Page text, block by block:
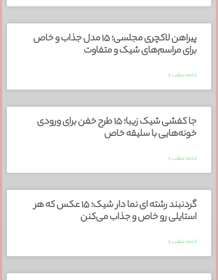
پیراهن لاکچری مجلسی؛ ۱۵ مدل جذاب و خاص
برای مراسم‌های شیک و متفاوت
ادامه مطلب »
جا کفشی شیک زیبا؛ ۱۵ طرح خفن برای ورودی
خونه‌هایی با سلیقه خاص
ادامه مطلب »
گردنبند رشته ای نما دار شیک؛ ۱۵ عکس که هر
استایلی رو خاص و جذاب می‌کنن
ادامه مطلب »